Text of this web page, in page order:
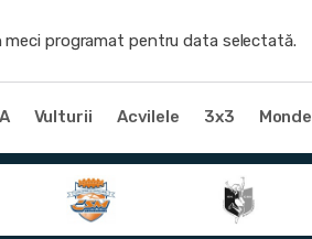
meci programat pentru data selectată.
Vulturii Acvilele 3x3